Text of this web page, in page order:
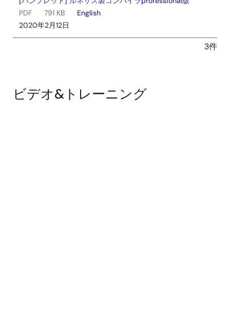
PDF
791 KB
English
2020年2月12日
3件
ビデオ&トレーニング